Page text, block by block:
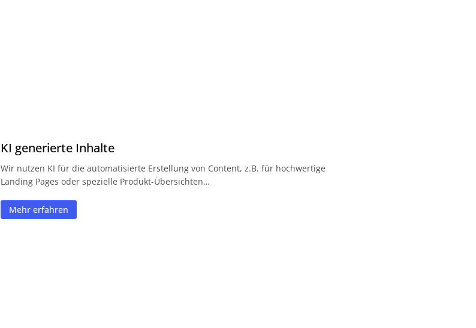
KI generierte Inhalte
Wir nutzen KI für die automatisierte Erstellung von Content, z.B. für hochwertige
Landing Pages oder spezielle Produkt-Übersichten…
Mehr erfahren